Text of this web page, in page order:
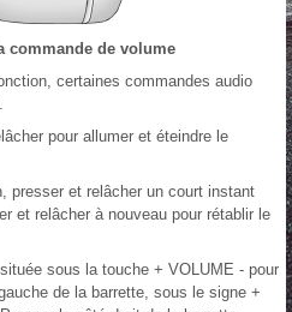
commande de volume
certaines commandes audio
pour allumer et éteindre le
presser et relâcher un court instant
et relâcher à nouveau pour rétablir le
sous la touche + VOLUME - pour
de la barrette, sous le signe +